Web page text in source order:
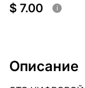
$ 7.00 i
Описание